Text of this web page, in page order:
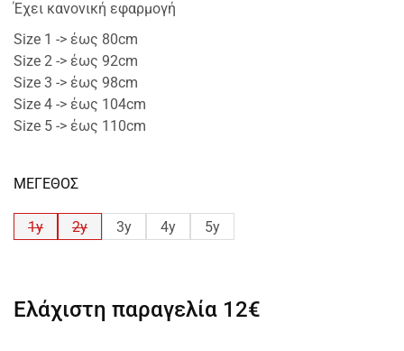
Έχει κανονική εφαρμογή
Size 1 -> έως 80cm
Size 2 -> έως 92cm
Size 3 -> έως 98cm
Size 4 -> έως 104cm
Size 5 -> έως 110cm
ΜΕΓΕΘΟΣ
1y 2y 3y 4y 5y
Ελάχιστη παραγελία 12€